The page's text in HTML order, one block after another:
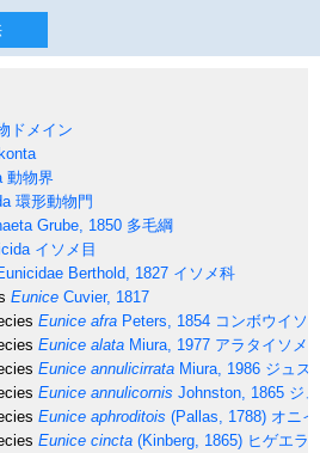
ドメイン
動物界
環形動物門
Grube, 1850 多毛綱
イソメ目
Berthold, 1827 イソメ科
Eunice Cuvier, 1817
Eunice afra Peters, 1854 コンボウイソ
Eunice alata Miura, 1977 アラタイソメ
Eunice annulicirrata Miura, 1986 ジュズ
Eunice annulicornis Johnston, 1865 ジ
Eunice aphroditois (Pallas, 1788) オニ
Eunice cincta (Kinberg, 1865) ヒゲエラ